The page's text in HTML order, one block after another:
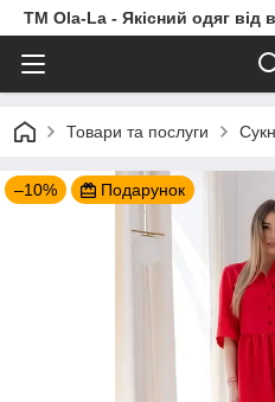
TM Ola-La - Якісний одяг від
Товари та послуги
–10% Подарунок